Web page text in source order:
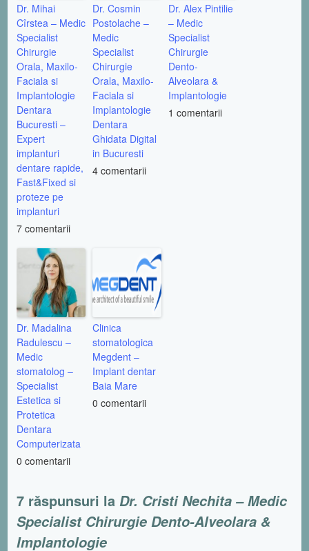
Dr. Mihai
Cîrstea – Medic
Specialist
Chirurgie
Orala, Maxilo-
Faciala si
Implantologie
Dentara
Bucuresti –
Expert
implanturi
dentare rapide,
Fast&Fixed si
proteze pe
implanturi
7 comentarii
Dr. Cosmin
Postolache –
Medic
Specialist
Chirurgie
Orala, Maxilo-
Faciala si
Implantologie
Dentara
Ghidata Digital
in Bucuresti
4 comentarii
Dr. Alex Pintilie
– Medic
Specialist
Chirurgie
Dento-
Alveolara &
Implantologie
1 comentarii
Dr. Madalina
Radulescu –
Medic
stomatolog –
Specialist
Estetica si
Protetica
Dentara
Computerizata
0 comentarii
Clinica
stomatologica
Megdent –
Implant dentar
Baia Mare
0 comentarii
7 răspunsuri la Dr. Cristi Nechita – Medic
Specialist Chirurgie Dento-Alveolara &
Implantologie